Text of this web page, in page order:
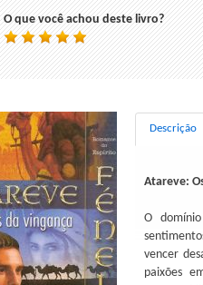
O que você achou deste livro?
Descrição
Atareve:
O
vencer
paixões